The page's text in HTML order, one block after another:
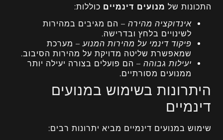
התכונות של מנועים דינמיים כוללות:
אינדוקציה מהירה – הם מגיבים במהירות
לשינויים בלחץ ובדרישה.
פיקוד דינמי על מהירות המנוע– מערכת
שמאפשרת שליטה מדויקת על מהירות הסיבוב.
יעילות גבוהה – הם פועלים בצורה יעילה יותר
ממנועים מסורתיים.
היתרונות בשימוש במנועים
דינמיים
שימוש במנועים דינמיים מביא יתרונות רבים: